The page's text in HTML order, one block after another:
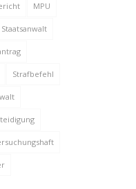
MPU
Staatsanwalt
Strafbefehl